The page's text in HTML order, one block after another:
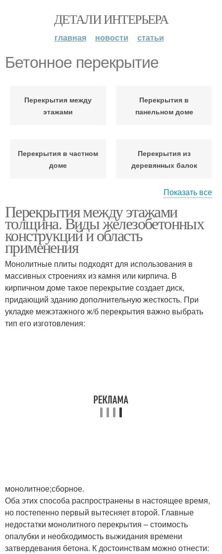
ДЕТАЛИ ИНТЕРЬЕРА
главная новости статьи
Бетонное перекрытие
Перекрытия между
этажами
Перекрытия в
панельном доме
Перекрытия в частном
доме
Перекрытия из
деревянных балок
этажами
перекрытие
Показать все
Перекрытия между этажами
толщина. Виды железобетонных
конструкций и область
применения
Монолитные плиты подходят для использования в
массивных строениях из камня или кирпича. В
кирпичном доме такое перекрытие создает диск,
придающий зданию дополнительную жесткость. При
укладке межэтажного ж/б перекрытия важно выбрать
тип его изготовления:
монолитное;сборное.
Оба этих способа распространены в настоящее время,
но постепенно первый вытесняет второй. Главные
недостатки монолитного перекрытия – стоимость
опалубки и необходимость выжидания времени
затвердевания бетона. К достоинствам можно отнести: